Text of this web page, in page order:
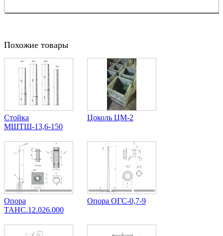
Похожие товары
Стойка
МШТШ-13,6-150
Цоколь ЦМ-2
Опора
ТАНС.12.026.000
Опора ОГС-0,7-9